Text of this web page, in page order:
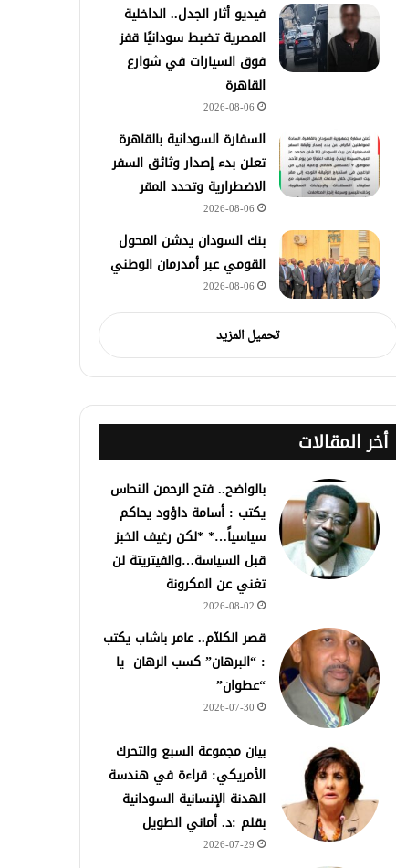
فيديو أثار الجدل.. الداخلية
المصرية تضبط سودانيًا قفز
فوق السيارات في شوارع
القاهرة
2026-08-06
السفارة السودانية بالقاهرة
تعلن بدء إصدار وثائق السفر
الاضطرارية وتحدد المقر
2026-08-06
بنك السودان يدشن المحول
القومي عبر أمدرمان الوطني
2026-08-06
تحميل المزيد
أخر المقالات
بالواضح.. فتح الرحمن النحاس
يكتب : أسامة داؤود يحاكم
سياسياً…* *لكن رغيف الخبز
قبل السياسة…والفيتريتة لن
تغني عن المكرونة
2026-08-02
قصر الكلآم.. عامر باشاب يكتب
: “البرهان” كسب الرهان يا
“عطوان”
2026-07-30
بيان مجموعة السبع والتحرك
الأمريكي: قراءة في هندسة
الهدنة الإنسانية السودانية
بقلم :د. أماني الطويل
2026-07-29